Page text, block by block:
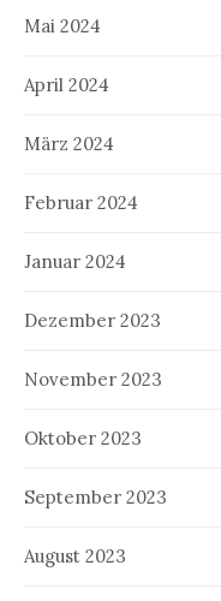
Mai 2024
April 2024
März 2024
Februar 2024
Januar 2024
Dezember 2023
November 2023
Oktober 2023
September 2023
August 2023